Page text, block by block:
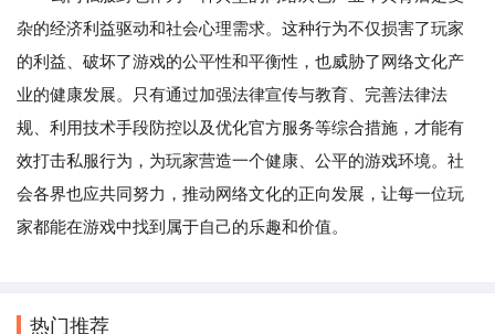
杂的经济利益驱动和社会心理需求。这种行为不仅损害了玩家
的利益、破坏了游戏的公平性和平衡性，也威胁了网络文化产
业的健康发展。只有通过加强法律宣传与教育、完善法律法
规、利用技术手段防控以及优化官方服务等综合措施，才能有
效打击私服行为，为玩家营造一个健康、公平的游戏环境。社
会各界也应共同努力，推动网络文化的正向发展，让每一位玩
家都能在游戏中找到属于自己的乐趣和价值。
热门推荐